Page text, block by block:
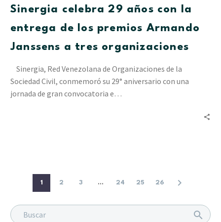
la
entrega
los
Armando
Janssens
a
Sinergia celebra 29 años con la
entrega de los premios Armando
Janssens a tres organizaciones
Sinergia, Red Venezolana de Organizaciones de la
Sociedad Civil, conmemoró su 29° aniversario con una
jornada de gran convocatoria e…
1 2 3 ... 24 25 26